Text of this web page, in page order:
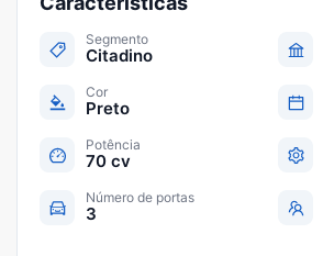
Segmento
Citadino
Cor
Preto
Potência
70 cv
Número de portas
3